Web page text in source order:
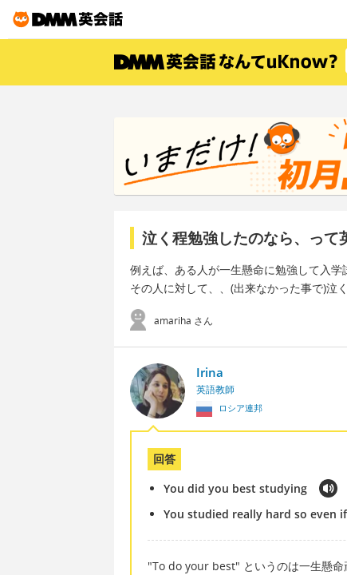
泣く程勉強したのなら、って
例えば、ある人が一生懸命に勉強して入学
その人に対して、、(出来なかった事で)泣
amariha さん
Irina
英語教師
ロシア連邦
回答
You did you best studying
You studied really hard so even
"To do your best" というのは一生懸命